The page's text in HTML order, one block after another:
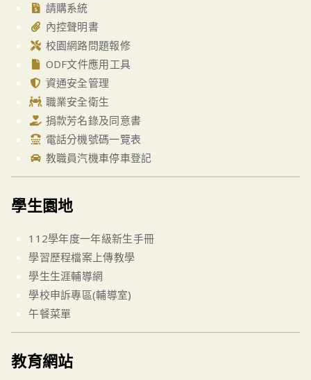
請購系統
內控聲明書
校園網路問題報修
ODF文件應用工具
資通安全管理
職業安全衛生
捐款芳名錄及同意書
電話分機號碼一覽表
教職員汽機車停車登記
學生園地
112學年度一年級新生手冊
學習歷程檔案上傳教學
學生生涯輔導網
學校申訴專區(輔導室)
午餐菜單
教育網站